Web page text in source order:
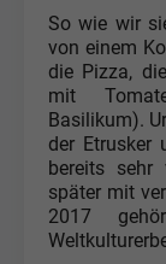
So wie wir
von einem
die Pizza,
mit
Basilikum).
der Etrusker
bereits
später mit
2017